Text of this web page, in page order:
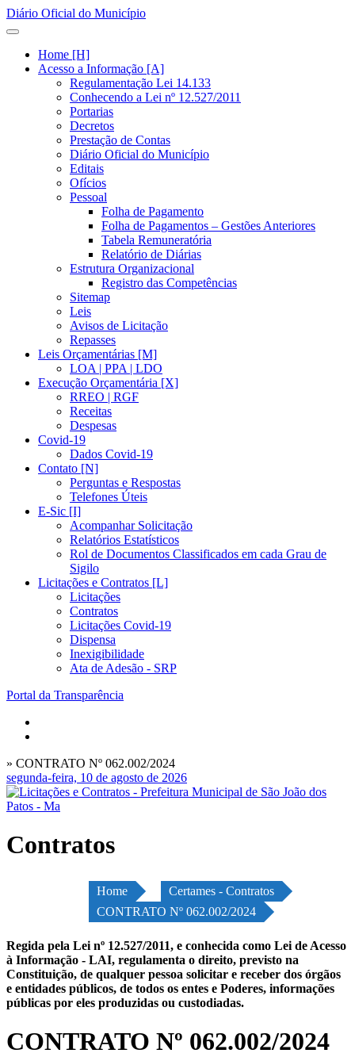
Diário Oficial do Município
Home [H]
Acesso a Informação [A]
Regulamentação Lei 14.133
Conhecendo a Lei nº 12.527/2011
Portarias
Decretos
Prestação de Contas
Diário Oficial do Município
Editais
Ofícios
Pessoal
Folha de Pagamento
Folha de Pagamentos – Gestões Anteriores
Tabela Remuneratória
Relatório de Diárias
Estrutura Organizacional
Registro das Competências
Sitemap
Leis
Avisos de Licitação
Repasses
Leis Orçamentárias [M]
LOA | PPA | LDO
Execução Orçamentária [X]
RREO | RGF
Receitas
Despesas
Covid-19
Dados Covid-19
Contato [N]
Perguntas e Respostas
Telefones Úteis
E-Sic [I]
Acompanhar Solicitação
Relatórios Estatísticos
Rol de Documentos Classificados em cada Grau de
Sigilo
Licitações e Contratos [L]
Licitações
Contratos
Licitações Covid-19
Dispensa
Inexigibilidade
Ata de Adesão - SRP
Portal da Transparência
» CONTRATO Nº 062.002/2024
segunda-feira, 10 de agosto de 2026
Contratos
Home
Certames - Contratos
CONTRATO Nº 062.002/2024
Regida pela Lei nº 12.527/2011, e conhecida como Lei de Acesso
à Informação - LAI, regulamenta o direito, previsto na
Constituição, de qualquer pessoa solicitar e receber dos órgãos
e entidades públicos, de todos os entes e Poderes, informações
públicas por eles produzidas ou custodiadas.
CONTRATO Nº 062.002/2024